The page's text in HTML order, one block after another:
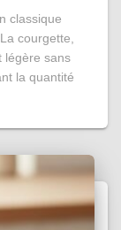
classique
courgette,
légère sans
la quantité